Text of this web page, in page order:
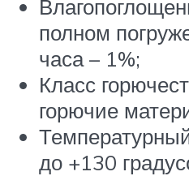
полном
часа – 1%;
Класс
горючие
до +130